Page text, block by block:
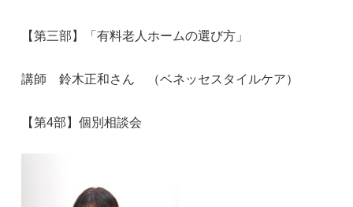
【第三部】「有料老人ホームの選び方」
講師 鈴木正和さん （ベネッセスタイルケア）
【第4部】個別相談会